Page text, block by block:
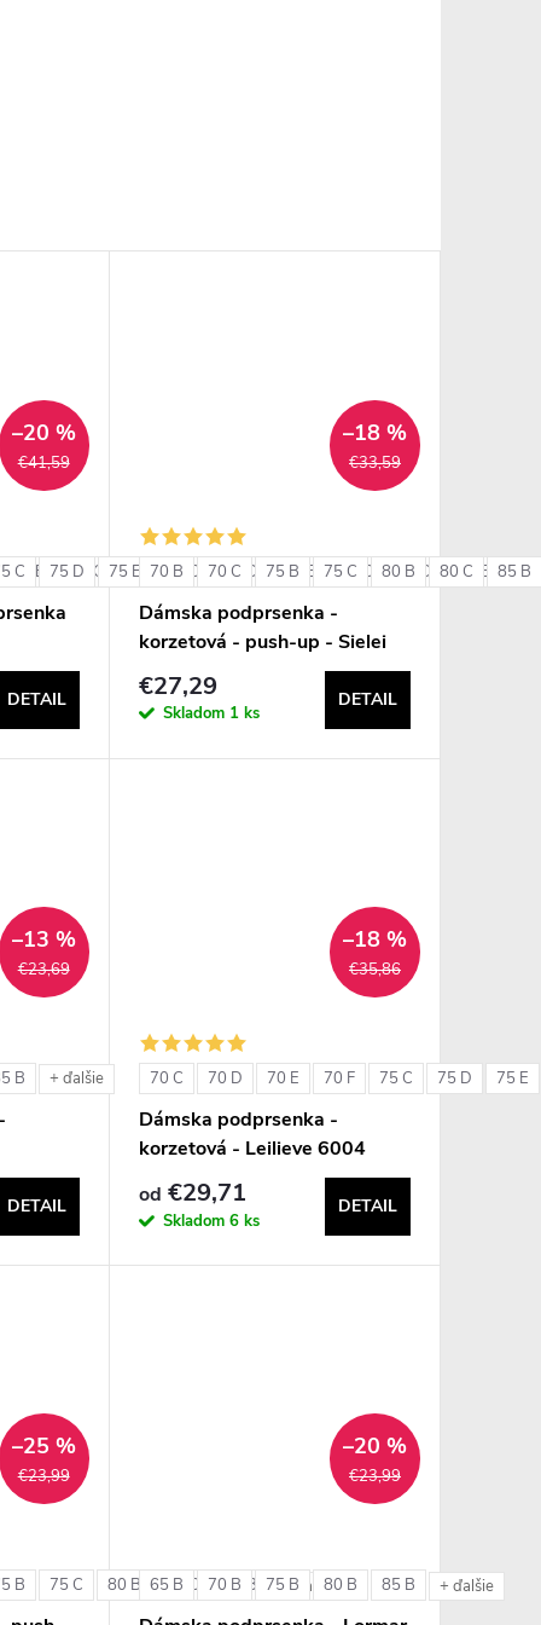
85 B 85 C 85 D 90 B 90 C + ďalšie
€41,59
–20 %
C 75 D 75 E 80 C 80 D 80 E 85 C 85 D 85 E 90
DETAIL
€33,59
–18 %
70 B 70 C 75 B 75 C 80 B 80 C 85 B
Dámska podprsenka -
korzetová - push-up - Sielei
1580
€27,29
Skladom 1 ks
DETAIL
€23,69
–13 %
B + ďalšie
DETAIL
€35,86
–18 %
70 C 70 D 70 E 70 F 75 C 75 D 75 E
Dámska podprsenka -
korzetová - Leilieve 6004
od €29,71
Skladom 6 ks
DETAIL
€23,99
–25 %
B 75 C 80 B 80 C 85 B + ďalšie
€23,99
–20 %
65 B 70 B 75 B 80 B 85 B + ďalšie